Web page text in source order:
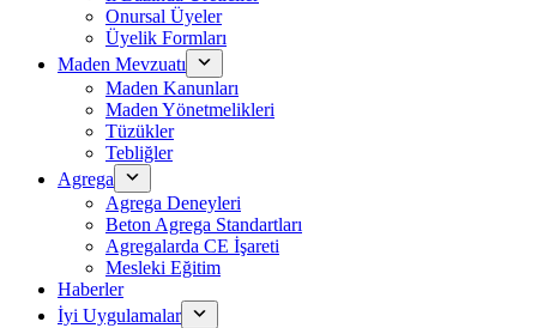
Onursal Üyeler
Üyelik Formları
Maden Mevzuatı
Maden Kanunları
Maden Yönetmelikleri
Tüzükler
Tebliğler
Agrega
Agrega Deneyleri
Beton Agrega Standartları
Agregalarda CE İşareti
Mesleki Eğitim
Haberler
İyi Uygulamalar